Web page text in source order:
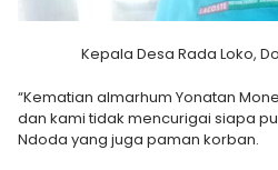
Kepala Desa Rada Loko,
“Kematian almarhum Yonatan
dan kami tidak mencurigai siapa
Ndoda yang juga paman korban.